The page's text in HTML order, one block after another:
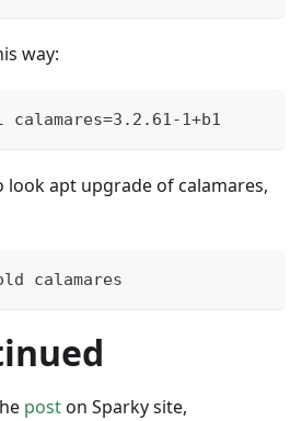
way:
1+b1
apt upgrade of calamares,
calamares
poston Sparky site,